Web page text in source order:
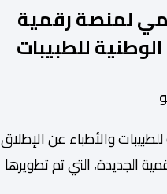
لمنصة رقمية
للطبيبات
للطبيبات والأطباء عن الإطلاق
الجديدة، التي تم تطويرها